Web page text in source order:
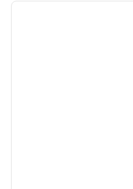
1 sur 12